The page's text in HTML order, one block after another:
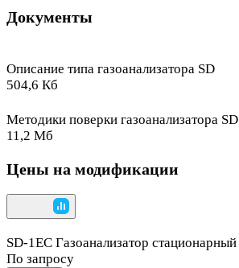
Документы
Описание типа газоанализатора SD
504,6 Кб
Методики поверки газоанализатора SD
11,2 Мб
Цены на модификации
SD-1EC Газоанализатор стационарный
По запросу